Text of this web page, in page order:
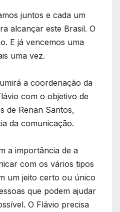
juntos e cada um
alcançar este Brasil. O
E já vencemos uma
uma vez.
a coordenação da
com o objetivo de
de Renan Santos,
da comunicação.
a importância de a
com os vários tipos
um jeito certo ou único
que podem ajudar
O Flávio precisa